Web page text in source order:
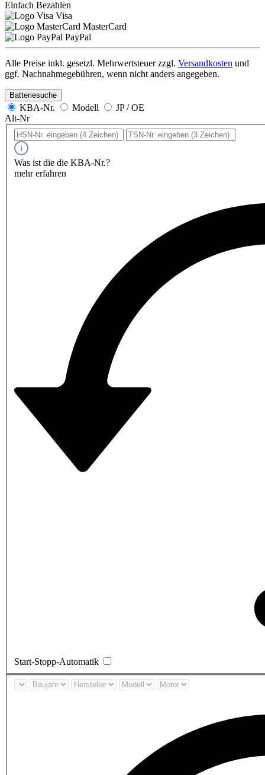
Einfach Bezahlen
Visa
MasterCard
PayPal
Alle Preise inkl. gesetzl. Mehrwertsteuer zzgl. Versandkosten und
ggf. Nachnahmegebühren, wenn nicht anders angegeben.
Batteriesuche
KBA-Nr. Modell
JP / OE
Alt-Nr
Was ist die die KBA-Nr.?
mehr erfahren
Start-Stopp-Automatik